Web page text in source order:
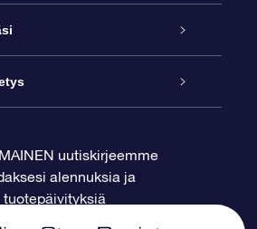
Tähtisivu
uutiskirjeemme
alennuksia ja
tuotepäivityksiä